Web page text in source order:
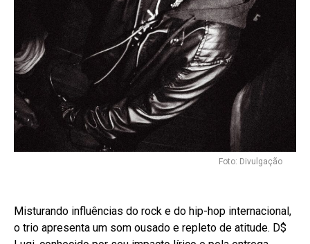
Foto: Divulgação
Misturando influências do rock e do hip-hop internacional,
o trio apresenta um som ousado e repleto de atitude. D$